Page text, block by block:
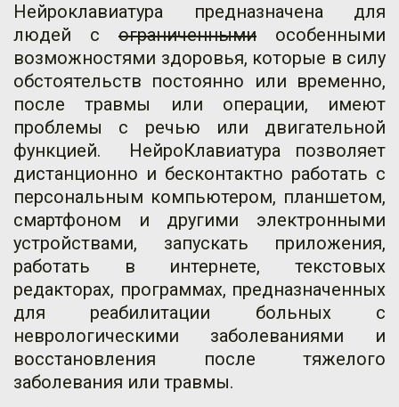
Нейроклавиатура предназначена для
людей с ограниченными особенными
возможностями здоровья, которые в силу
обстоятельств постоянно или временно,
после травмы или операции, имеют
проблемы с речью или двигательной
функцией. НейроКлавиатура позволяет
дистанционно и бесконтактно работать с
персональным компьютером, планшетом,
смартфоном и другими электронными
устройствами, запускать приложения,
работать в интернете, текстовых
редакторах, программах, предназначенных
для реабилитации больных с
неврологическими заболеваниями и
восстановления после тяжелого
заболевания или травмы.